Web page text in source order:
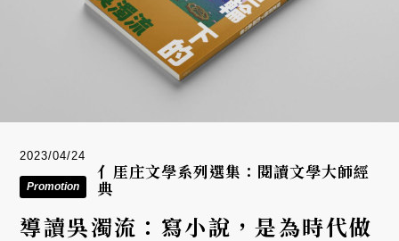
2023/04/24
Promotion
亻厓庄文學系列選集：閱讀文學大師經
典
導讀吳濁流：寫小說，是為時代做